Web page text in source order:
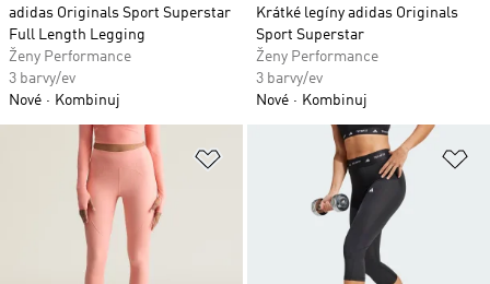
adidas Originals Sport Superstar
Full Length Legging
Ženy Performance
3 barvy/ev
Nové
Kombinuj
Krátké legíny adidas Originals
Sport Superstar
Ženy Performance
3 barvy/ev
Nové
Kombinuj
Přidat do seznamu přání